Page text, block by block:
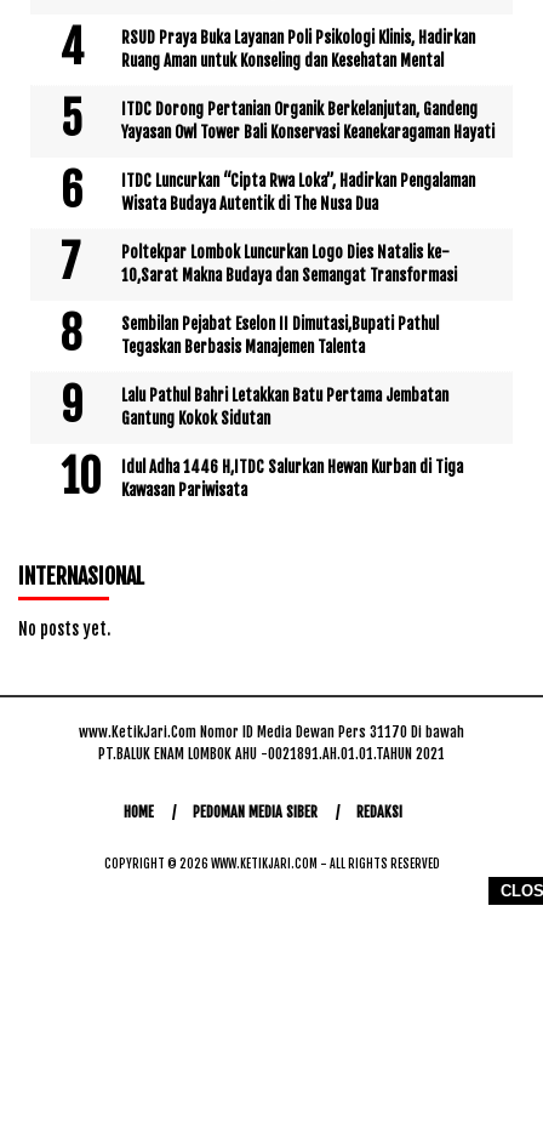
RSUD Praya Buka Layanan Poli Psikologi Klinis, Hadirkan
Ruang Aman untuk Konseling dan Kesehatan Mental
ITDC Dorong Pertanian Organik Berkelanjutan, Gandeng
Yayasan Owl Tower Bali Konservasi Keanekaragaman Hayati
ITDC Luncurkan “Cipta Rwa Loka”, Hadirkan Pengalaman
Wisata Budaya Autentik di The Nusa Dua
Poltekpar Lombok Luncurkan Logo Dies Natalis ke-
10,Sarat Makna Budaya dan Semangat Transformasi
Sembilan Pejabat Eselon II Dimutasi,Bupati Pathul
Tegaskan Berbasis Manajemen Talenta
Lalu Pathul Bahri Letakkan Batu Pertama Jembatan
Gantung Kokok Sidutan
Idul Adha 1446 H,ITDC Salurkan Hewan Kurban di Tiga
Kawasan Pariwisata
INTERNASIONAL
No posts yet.
www.KetikJari.Com Nomor ID Media Dewan Pers 31170 Di bawah
PT.BALUK ENAM LOMBOK AHU -0021891.AH.01.01.TAHUN 2021
HOME PEDOMAN MEDIA SIBER REDAKSI
COPYRIGHT © 2026 WWW.KETIKJARI.COM - ALL RIGHTS RESERVED